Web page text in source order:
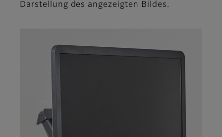
Darstellung des angezeigten Bildes.